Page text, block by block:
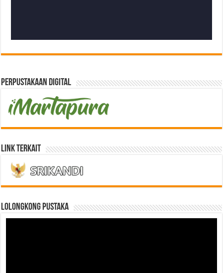
Perpustakaan Digital
Link Terkait
LOLONGKONG PUSTAKA